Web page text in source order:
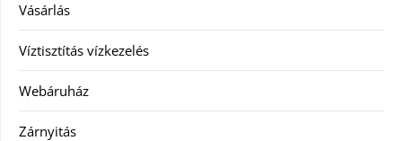
Vásárlás
Víztisztítás vízkezelés
Webáruház
Zárnyitás